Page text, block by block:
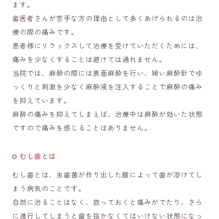
ます。
歯医者さんが苦手な方の理由として多くあげられるのは治
療の際の痛みです。
患者様にリラックスして治療を受けていただくためには、
痛みを少なくすることは避けては通れません。
当院では、麻酔の際には表面麻酔を行い、細い麻酔針でゆ
っくりと刺激を少なく麻酔液を注入することで麻酔の痛み
を抑えています。
麻酔の痛みを抑えてしまえば、治療中は麻酔が効いた状態
ですので痛みを感じることはありません。
むし歯とは
むし歯とは、虫歯菌が作り出した酸によって歯が溶けてし
まう病気のことです。
自然に治ることはなく、放っておくと痛みがでたり、さら
に進行してしまうと歯を抜かなくてはいけない状態になっ